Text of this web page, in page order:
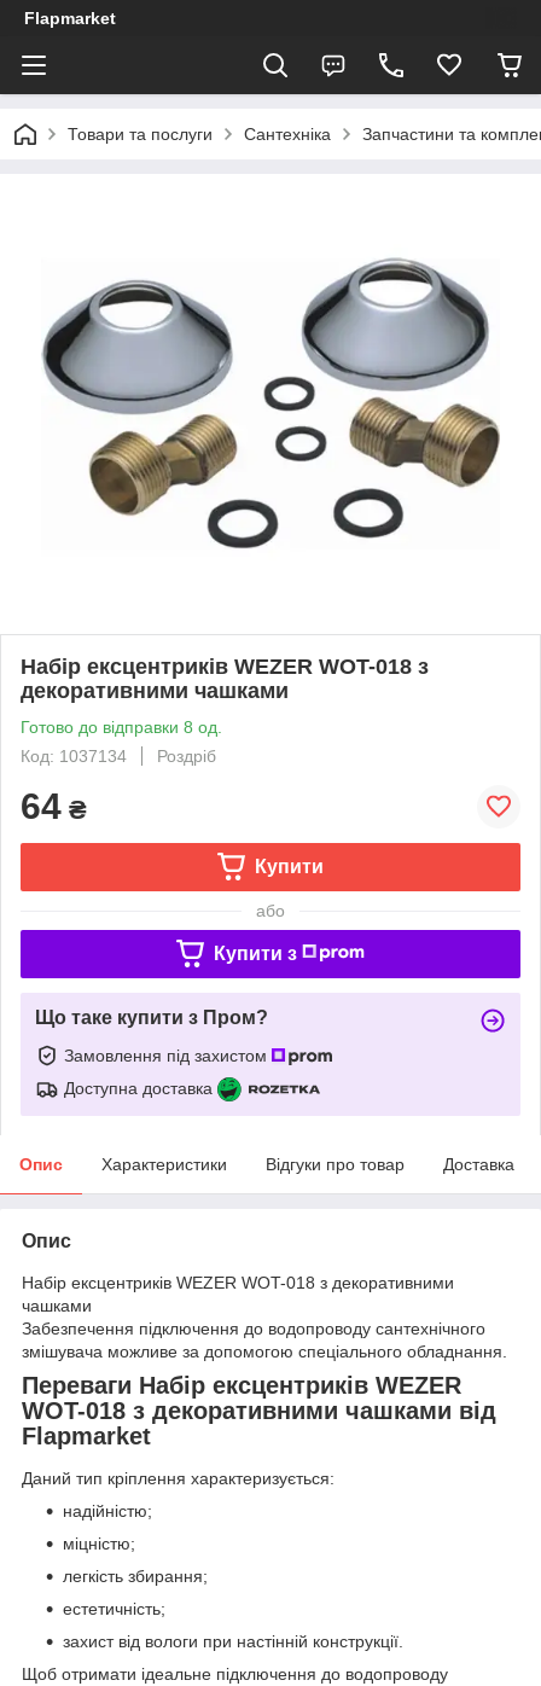
Flapmarket
Товари та послуги Сантехніка Запчастини та
Набір ексцентриків WEZER WOT-018 з
декоративними чашками
Готово до відправки 8 од.
Код: 1037134
Роздріб
64 ₴
Купити
або
Купити з
Що таке купити з Пром?
Замовлення під захистом
Доступна доставка
Опис Характеристики Відгуки про товар Доставка
Опис
Набір ексцентриків WEZER WOT-018 з декоративними
чашками
Забезпечення підключення до водопроводу сантехнічного
змішувача можливе за допомогою спеціального обладнання.
Переваги Набір ексцентриків WEZER
WOT-018 з декоративними чашками від
Flapmarket
Даний тип кріплення характеризується:
надійністю;
міцністю;
легкість збирання;
естетичність;
захист від вологи при настінній конструкції.
Щоб отримати ідеальне підключення до водопроводу